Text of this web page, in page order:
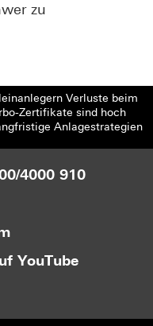
zu
Verluste beim
Zertifikate sind hoch
Anlagestrategien
4000 910
YouTube